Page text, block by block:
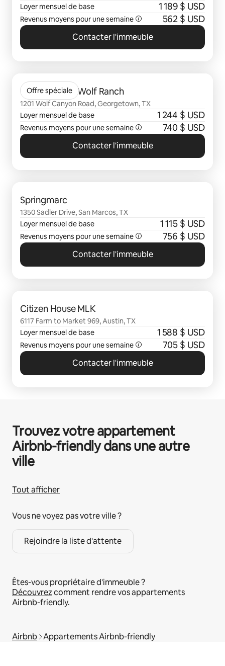
Loyer mensuel de base
1 189 $ USD
Revenus moyens pour une semaine 562 $ USD
Contacter l'immeuble
Offre spéciale
Citizen House Wolf Ranch
1201 Wolf Canyon Road, Georgetown, TX
Loyer mensuel de base
1 244 $ USD
Revenus moyens pour une semaine 740 $ USD
Contacter l'immeuble
Springmarc
1350 Sadler Drive, San Marcos, TX
Loyer mensuel de base
1 115 $ USD
Revenus moyens pour une semaine 756 $ USD
Contacter l'immeuble
Citizen House MLK
6117 Farm to Market 969, Austin, TX
Loyer mensuel de base
1 588 $ USD
Revenus moyens pour une semaine 705 $ USD
Contacter l'immeuble
Trouvez votre appartement
Airbnb-friendly dans une autre
ville
Tout afficher
Vous ne voyez pas votre ville ?
Rejoindre la liste d'attente
Êtes-vous propriétaire d'immeuble ?
Découvrezcomment rendre vos appartements
Airbnb-friendly.
Airbnb Appartements Airbnb-friendly